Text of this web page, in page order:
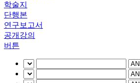
학술지
단행본
연구보고서
공개강의
버튼